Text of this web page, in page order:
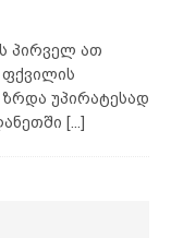
პირველ ათ
ფქვილის
უპირატესად
[...]